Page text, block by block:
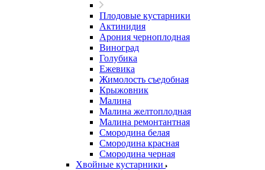
Плодовые кустарники
Актинидия
Арония черноплодная
Виноград
Голубика
Ежевика
Жимолость съедобная
Крыжовник
Малина
Малина желтоплодная
Малина ремонтантная
Смородина белая
Смородина красная
Смородина черная
Хвойные кустарники